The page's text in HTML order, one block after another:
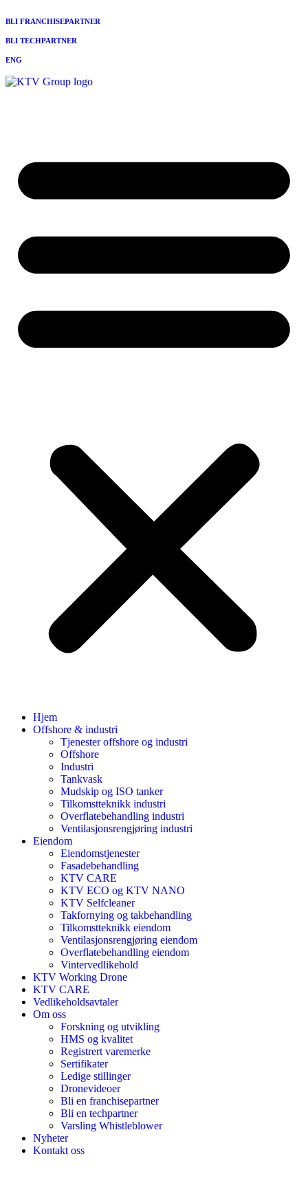
BLI FRANCHISEPARTNER
BLI TECHPARTNER
ENG
Hjem
Offshore & industri
Tjenester offshore og industri
Offshore
Industri
Tankvask
Mudskip og ISO tanker
Tilkomstteknikk industri
Overflatebehandling industri
Ventilasjonsrengjøring industri
Eiendom
Eiendomstjenester
Fasadebehandling
KTV CARE
KTV ECO og KTV NANO
KTV Selfcleaner
Takfornying og takbehandling
Tilkomstteknikk eiendom
Ventilasjonsrengjøring eiendom
Overflatebehandling eiendom
Vintervedlikehold
KTV Working Drone
KTV CARE
Vedlikeholdsavtaler
Om oss
Forskning og utvikling
HMS og kvalitet
Registrert varemerke
Sertifikater
Ledige stillinger
Dronevideoer
Bli en franchisepartner
Bli en techpartner
Varsling Whistleblower
Nyheter
Kontakt oss